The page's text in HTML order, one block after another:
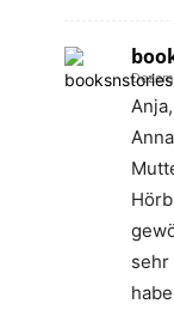
sehr